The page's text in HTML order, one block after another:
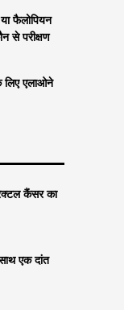
फैलोपियन
से परीक्षण
लिए एलाओने
कैंसर का
एक दांत